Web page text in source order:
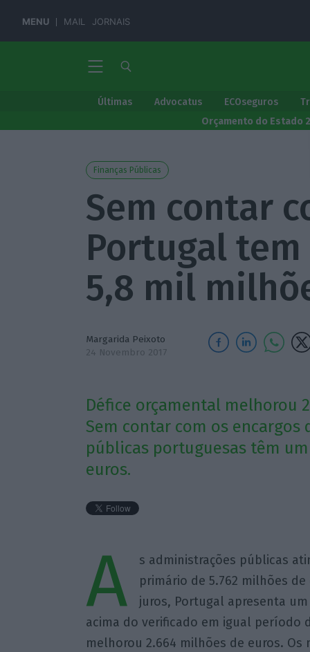
MENU MAIL JORNAIS
Últimas Advocatus ECOseguros
Orçamento do Estado
Finanças Públicas
Sem contar
Portugal
5,8 mil
Margarida Peixoto
24 Novembro 2017
Défice orçamental melhorou
Sem contar com os
públicas portuguesas têm
euros.
A
s administrações públicas
primário de 5.762 milhões
juros, Portugal apresenta um
acima do verificado em igual período
melhorou 2.664 milhões de euros.